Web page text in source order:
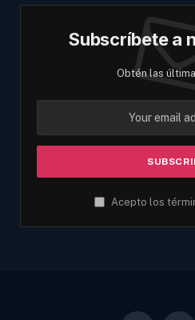
Subscríbete a
Obtén las
Acepto los